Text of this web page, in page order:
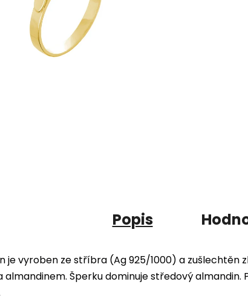
Popis
je vyroben ze stříbra (Ag 925/1000) a zušlechtěn
Šperku dominuje středový almandin.